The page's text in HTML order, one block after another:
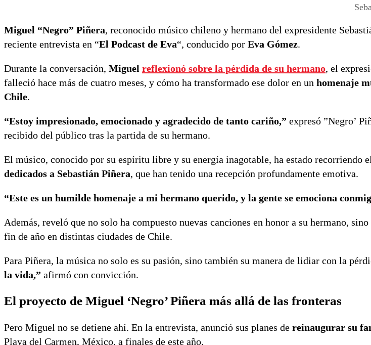
Miguel “Negro” Piñera, reconocido músico chileno y hermano del expresidente
reciente entrevista en “El Podcast de Eva“, conducido por Eva Gómez.
Durante la conversación, Miguel reflexionó sobre la pérdida de su hermano, el
falleció hace más de cuatro meses, y cómo ha transformado ese dolor en un homenaje
Chile.
“Estoy impresionado, emocionado y agradecido de tanto cariño,” expresó ”Negro’
recibido del público tras la partida de su hermano.
El músico, conocido por su espíritu libre y su energía inagotable, ha estado recorriendo
dedicados a Sebastián Piñera, que han tenido una recepción profundamente emotiva.
“Este es un humilde homenaje a mi hermano querido, y la gente se emociona
Además, reveló que no solo ha compuesto nuevas canciones en honor a su hermano,
fin de año en distintas ciudades de Chile.
Para Piñera, la música no solo es su pasión, sino también su manera de lidiar con la
la vida,” afirmó con convicción.
El proyecto de Miguel ‘Negro’ Piñera más allá de las fronteras
Pero Miguel no se detiene ahí. En la entrevista, anunció sus planes de reinaugurar su
Playa del Carmen, México, a finales de este año.